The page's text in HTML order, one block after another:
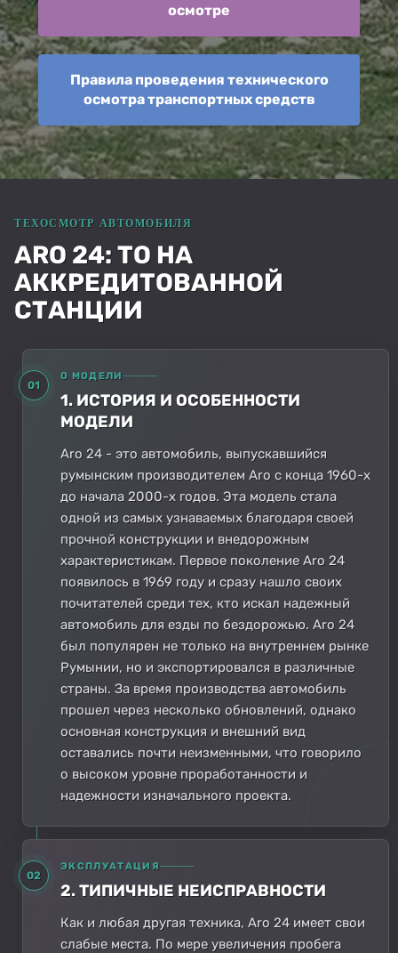
осмотре
Правила проведения технического
осмотра транспортных средств
ARO 24: ТО НА
АККРЕДИТОВАННОЙ
СТАНЦИИ
01
О МОДЕЛИ
1. ИСТОРИЯ И ОСОБЕННОСТИ
МОДЕЛИ
Aro 24 - это автомобиль, выпускавшийся
румынским производителем Aro с конца 1960-х
до начала 2000-х годов. Эта модель стала
одной из самых узнаваемых благодаря своей
прочной конструкции и внедорожным
характеристикам. Первое поколение Aro 24
появилось в 1969 году и сразу нашло своих
почитателей среди тех, кто искал надежный
автомобиль для езды по бездорожью. Aro 24
был популярен не только на внутреннем рынке
Румынии, но и экспортировался в различные
страны. За время производства автомобиль
прошел через несколько обновлений, однако
основная конструкция и внешний вид
оставались почти неизменными, что говорило
о высоком уровне проработанности и
надежности изначального проекта.
02
ЭКСПЛУАТАЦИЯ
2. ТИПИЧНЫЕ НЕИСПРАВНОСТИ
Как и любая другая техника, Aro 24 имеет свои
слабые места. По мере увеличения пробега